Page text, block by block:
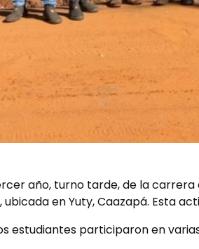
año, turno tarde, de la
ubicada en Yuty, Caazapá. Esta
estudiantes participaron en